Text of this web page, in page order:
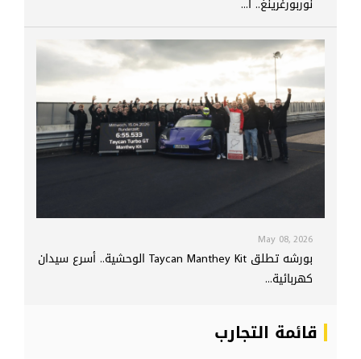
May 08, 2026
بورشه تطلق Taycan Manthey Kit الوحشية.. أسرع سيدان
كهربائية...
قائمة التجارب